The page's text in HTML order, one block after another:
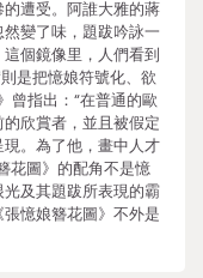
遭受。阿誰大雅的蔣
變了味，題跋吟詠一
個鏡像里，人們看到
是把憶娘符號化、欲
曾指出：“在普通的歐
欣賞者，並且被假定
。為了他，畫中人才
花圖》的配角不是憶
及其題跋所表現的霸
憶娘簪花圖》不外是